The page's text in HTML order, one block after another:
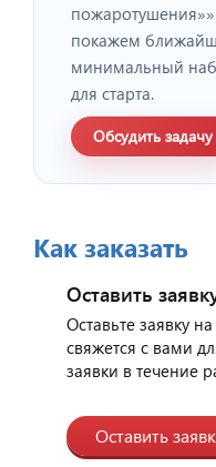
"Малабар".
покажем
минимальный
для старта.
Обсудить задачу
Как заказать
Оставить
Оставьте заявку
свяжется с вами
заявки в течение
Оставить